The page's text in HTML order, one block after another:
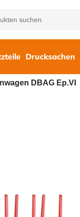
Drucksachen
DBAG Ep.VI